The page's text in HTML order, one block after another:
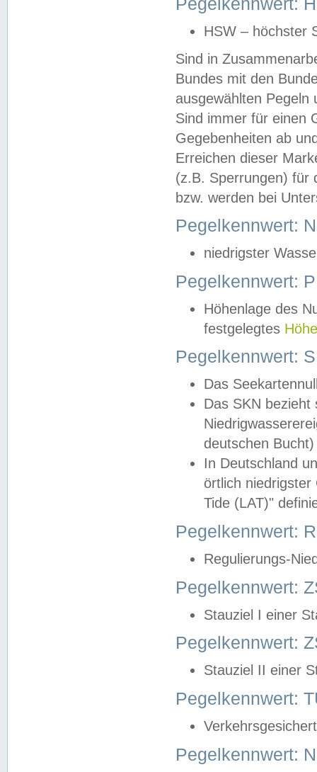
HSW – höchster
Sind in
Bundes mit den
ausgewählten
Sind immer für einen
Gegebenheiten ab
Erreichen dieser
(z.B. Sperrungen) für
bzw. werden bei
Pegelkennwert:
niedrigster
Pegelkennwert:
Höhenlage des
festgelegtes
Pegelkennwert:
Das
Das SKN
deutschen
In Deutschland
örtlich
Tide (LAT)"
Pegelkennwert:
Regulierungs-
Pegelkennwert:
Stauziel I einer
Pegelkennwert:
Stauziel II einer
Pegelkennwert:
Pegelkennwert: